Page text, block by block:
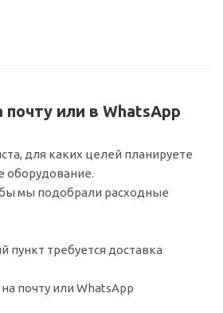
или в WhatsApp
для каких целей планируете
оборудование.
мы подобрали расходные
пункт требуется доставка
почту или WhatsApp